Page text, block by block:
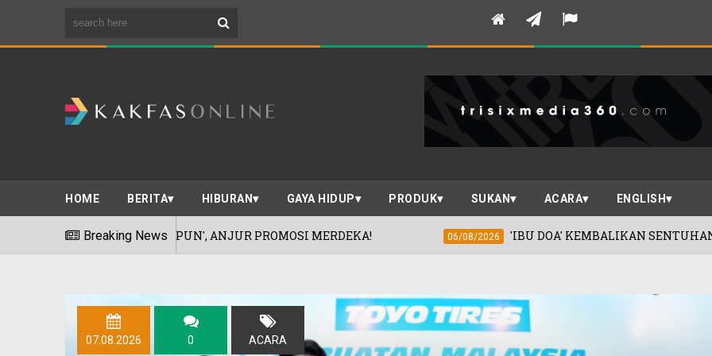
HOME BERITA HIBURAN GAYA HIDUP PRODUK SUKAN ACARA ENGLISH
Breaking News
JEPUN', ANJUR PROMOSI MERDEKA! 06/08/2026 'IBU DOA' KEMBALIKAN SENTUHAN EMAS KHADIJAH
07.08.2026 0 ACARA